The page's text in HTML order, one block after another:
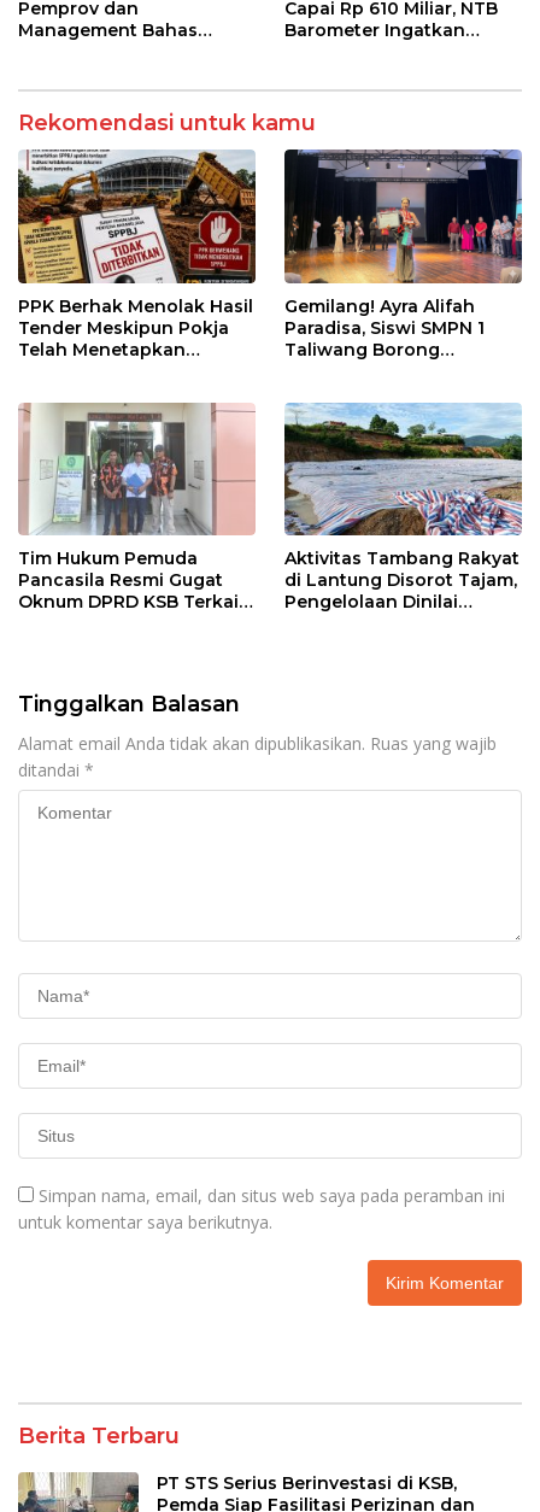
Kalimango
Pemprov dan
Management Bahas
Capai Rp 610 Miliar, NTB
Barometer Ingatkan
Rekomendasi untuk kamu
PPK Berhak Menolak Hasil
Tender Meskipun Pokja
Telah Menetapkan
Gemilang! Ayra Alifah
Paradisa, Siswi SMPN 1
Taliwang Borong
Tim Hukum Pemuda
Pancasila Resmi Gugat
Oknum DPRD KSB Terkait
Aktivitas Tambang Rakyat
di Lantung Disorot Tajam,
Pengelolaan Dinilai
Tinggalkan Balasan
Alamat email Anda tidak akan dipublikasikan. Ruas yang wajib
ditandai *
Simpan nama, email, dan situs web saya pada peramban ini
untuk komentar saya berikutnya.
Berita Terbaru
PT STS Serius Berinvestasi di KSB,
Pemda Siap Fasilitasi Perizinan dan